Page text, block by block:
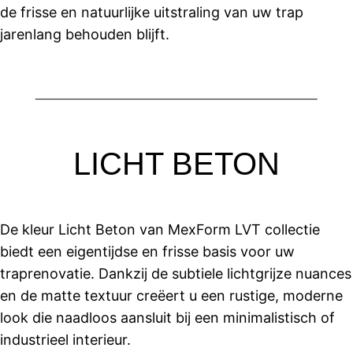
de frisse en natuurlijke uitstraling van uw trap
jarenlang behouden blijft.
LICHT BETON
De kleur Licht Beton van MexForm LVT collectie
biedt een eigentijdse en frisse basis voor uw
traprenovatie. Dankzij de subtiele lichtgrijze nuances
en de matte textuur creëert u een rustige, moderne
look die naadloos aansluit bij een minimalistisch of
industrieel interieur.